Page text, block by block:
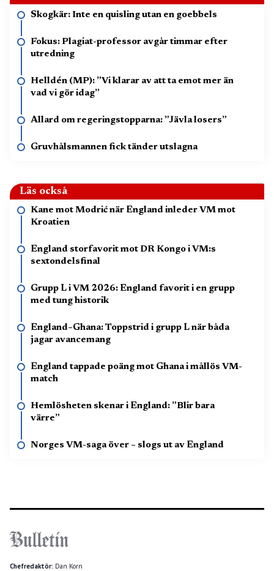
Skogkär: Inte en quisling utan en goebbels
Fokus: Plagiat-professor avgår timmar efter
utredning
Helldén (MP): ”Vi klarar av att ta emot mer än
vad vi gör idag”
Allard om regeringstopparna: ”Jävla losers”
Gruvhålsmannen fick tänder utslagna
Läs också
Kane mot Modrić när England inleder VM mot
Kroatien
England storfavorit mot DR Kongo i VM:s
sextondelsfinal
Grupp L i VM 2026: England favorit i en grupp
med tung historik
England–Ghana: Toppstrid i grupp L när båda
jagar avancemang
England tappade poäng mot Ghana i mållös VM-
match
Hemlösheten skenar i England: ”Blir bara
värre”
Norges VM-saga över – slogs ut av England
Chefredaktör: Dan Korn